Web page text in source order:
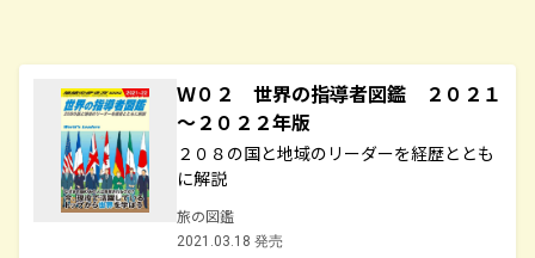
Ｗ０２ 世界の指導者図鑑 ２０２１
～２０２２年版
２０８の国と地域のリーダーを経歴ととも
に解説
旅の図鑑
2021.03.18 発売